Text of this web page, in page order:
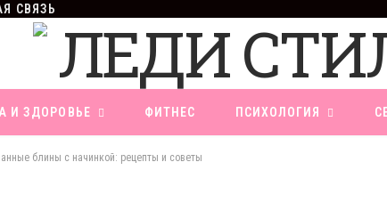
СВЯЗЬ
И ЗДОРОВЬЕ ФИТНЕС ПСИХОЛОГИЯ
блины с начинкой: рецепты и советы